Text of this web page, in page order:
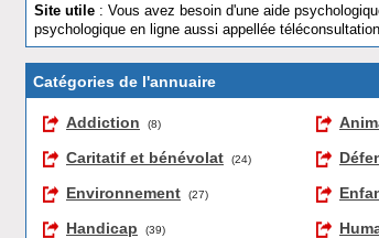
Site utile : Vous avez besoin d'une aide
psychologique en ligne aussi appellée
Catégories de l'annuaire
Addiction (8)
Caritatif et bénévolat (24)
Environnement (27)
Handicap (39)